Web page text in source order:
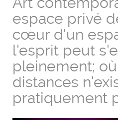
espace privé
cœur d'un
l'esprit peut
pleinement;
distances
pratiquement